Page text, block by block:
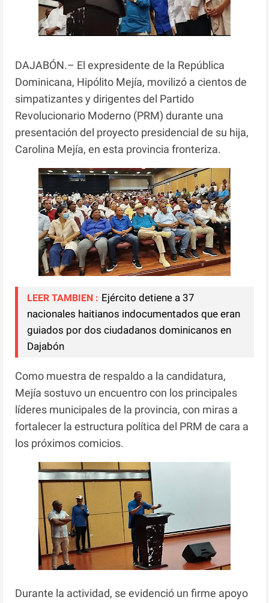
DAJABÓN.– El expresidente de la República
Dominicana, Hipólito Mejía, movilizó a cientos de
simpatizantes y dirigentes del Partido
Revolucionario Moderno (PRM) durante una
presentación del proyecto presidencial de su hija,
Carolina Mejía, en esta provincia fronteriza.
LEER TAMBIEN : Ejército detiene a 37
nacionales haitianos indocumentados que eran
guiados por dos ciudadanos dominicanos en
Dajabón
Como muestra de respaldo a la candidatura,
Mejía sostuvo un encuentro con los principales
líderes municipales de la provincia, con miras a
fortalecer la estructura política del PRM de cara a
los próximos comicios.
Durante la actividad, se evidenció un firme apoyo